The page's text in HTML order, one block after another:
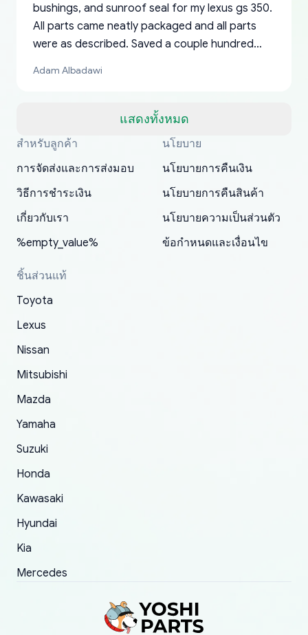
แสดงทั้งหมด
bushings, and sunroof seal for my lexus gs 350.
All parts came neatly packaged and all parts
were as described. Saved a couple hundred
a matter of days. Very professional company as
well, I forgot to add my apartment number in
my address and contacted them with the
correct information. They updated my address
promptly. Will 100% be returning to order parts
Adam Albadawi
Thank you, yoshiparts.com for the responsive
customer service and for being a reliable
have ordered from yoshi three times within
2022. The first two orders were received timely
and with no problems. The third order was not
received at all. According to yoshi's shipper, the
parcel was lost somewhere within the U.S.
replacement order was shipped and received.
The only reason for giving them 4 stars instead
order.
South Guam
OEM parts at prices that nobody else can beat.
Fast shipping to USA… I’m happy!
P. Ginez
Basically, this is my 6th time ordering parts for
my XRs (which is hard to find these days). Item
19 delays which is understandable, the package
is packed well! More so, I am genuinely happy
about the updates whether the item I added to
my cart is available or not. It's hassle free, I've
had troubles on my previous orders but they
and giving me updates.
All genuine oem parts all in perfect condition I
have told everyone about this site very reliable
appreciate everything.
Jay W
I am so shocked at good time, all just because
needed parts for making my cars more
mudguards,flares ) area insane good shape for
my VDJ79, thank you yoshi, for caring
packaging and also because i can look for all
parts needed for upgrading from LX to VX
toyota!.
YANAN RAMIREZ GONZALEZ
สำหรับลูกค้า
การจัดส่งและการส่งมอบ
วิธีการชำระเงิน
เกี่ยวกับเรา
%empty_value%
นโยบาย
นโยบายการคืนเงิน
นโยบายการคืนสินค้า
นโยบายความเป็นส่วนตัว
ข้อกำหนดและเงื่อนไข
ชิ้นส่วนแท้
Toyota
Lexus
Nissan
Mitsubishi
Mazda
Yamaha
Suzuki
Honda
Kawasaki
Hyundai
Kia
Mercedes